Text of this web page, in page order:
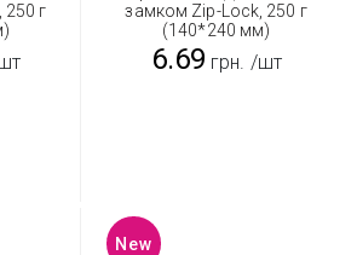
г
замком Zip-Lock, 250 г
(140*240 мм)
6.69 грн. /шт
New